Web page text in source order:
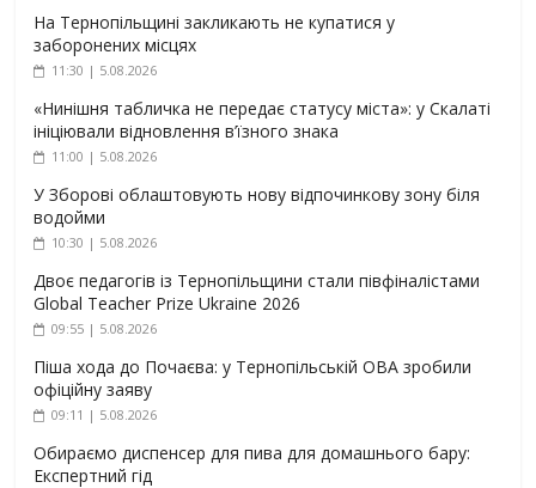
На Тернопільщині закликають не купатися у
заборонених місцях
11:30 | 5.08.2026
«Нинішня табличка не передає статусу міста»: у Скалаті
ініціювали відновлення в’їзного знака
11:00 | 5.08.2026
У Зборові облаштовують нову відпочинкову зону біля
водойми
10:30 | 5.08.2026
Двоє педагогів із Тернопільщини стали півфіналістами
Global Teacher Prize Ukraine 2026
09:55 | 5.08.2026
Піша хода до Почаєва: у Тернопільській ОВА зробили
офіційну заяву
09:11 | 5.08.2026
Обираємо диспенсер для пива для домашнього бару:
Експертний гід